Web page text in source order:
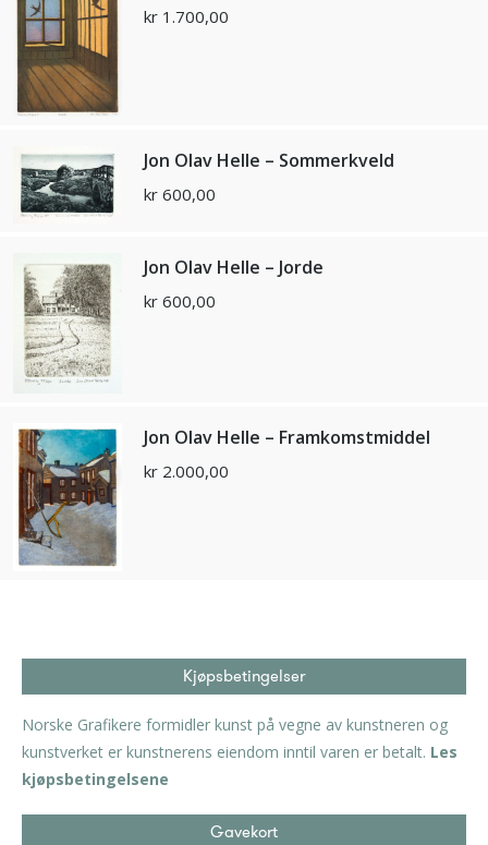
kr 1.700,00
Jon Olav Helle – Sommerkveld
kr 600,00
Jon Olav Helle – Jorde
kr 600,00
Jon Olav Helle – Framkomstmiddel
kr 2.000,00
Kjøpsbetingelser
Norske Grafikere formidler kunst på vegne av kunstneren og
kunstverket er kunstnerens eiendom inntil varen er betalt. Les
kjøpsbetingelsene
Gavekort